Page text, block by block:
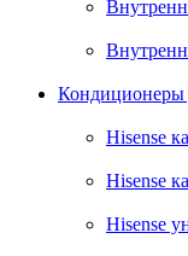
Кондиционеры
Hisense
Hisense
Hisense